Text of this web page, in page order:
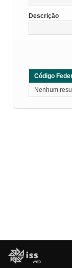
Descrição
Código
Nenhum